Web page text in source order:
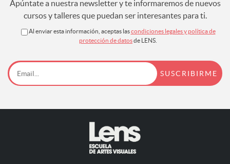
Apúntate a nuestra newsletter y te informaremos de nuevos
cursos y talleres que puedan ser interesantes para ti.
Al enviar esta información, aceptas lascondiciones legales y política de
protección de datosde LENS.